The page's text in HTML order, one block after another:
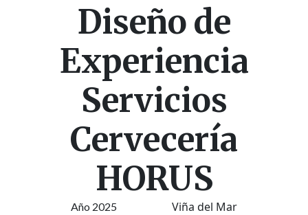
Diseño de
Experiencia
Servicios
Cervecería
HORUS
Año 2025 Viña del Mar